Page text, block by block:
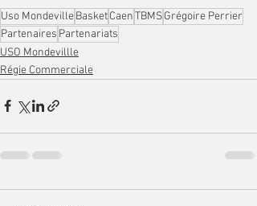
Uso MondevilleBasketCaenTBMSGrégoire Perrier
Partenaires Partenariats
USO Mondevillle
Régie Commerciale